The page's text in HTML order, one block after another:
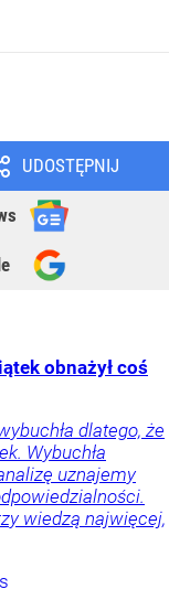
UDOSTĘPNIJ
obnażył coś
dlatego, że
Wybuchła
uznajemy
wiedzą najwięcej,